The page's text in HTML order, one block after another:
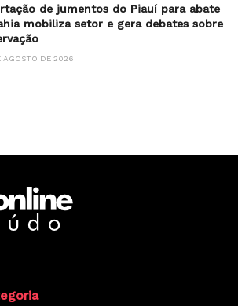
de jumentos do Piauí para abate
mobiliza setor e gera debates sobre
AGOSTO DE 2026